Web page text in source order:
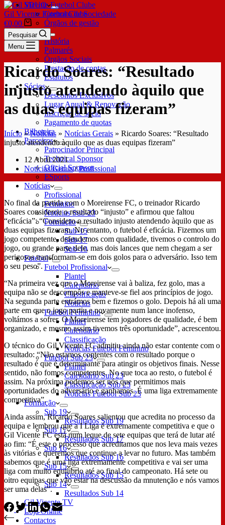
SDUQ
Contrato de Sociedade
Órgãos de gestão
Clube
História
Palmarés
Órgãos Sociais
Prestação de contas
Estatutos
Sócios
Descontos Exclusivos
Lugar Anual & Renovação
Inscrição de sócio
Pagamento de quotas
Bilheteira
Parceiros
Patrocinador Principal
Technical Sponsor
Oficial Sponsor
ESports
Notícias
Profissional
Feminino
Notícias Sub-23
Formação
Sub-15
Sub-17
Sub-19
Futebol
Futebol Profissional
Plantel
Calendário
Classificação
Notícias
Futebol Feminino
Plantel
Calendário
Classificação
Notícias Futebol Feminino
Futebol Sub 23
Plantel
Calendário Sub 23
Classificação Sub 23
Notícias Futebol Sub 23
Formação
Sub 19
Resultados Sub 19
Sub 17
Resultados Sub 17
Sub 16
Resultados Sub 16
Sub 15
Resultados Sub 15
Sub 14
Resultados Sub 14
Gil Vicente TV
Loja Online
Contactos
Gil Vicente Futebol Clube
€0,00
Pesquisar
Menu
Ricardo Soares: “Resultado
injusto atendendo àquilo que
as duas equipas fizeram”
Início »Notícias » Notícias Gerais » Ricardo Soares: “Resultado
injusto atendendo àquilo que as duas equipas fizeram”
12 Abril 2021
Notícias Gerais/Profissional
No final da partida com o Moreirense FC, o treinador Ricardo
Soares considerou o resultado “injusto” e afirmou que faltou
“eficácia”: “Considero o resultado injusto atendendo àquilo que as
duas equipas fizeram. No entanto, o futebol é eficácia. Fizemos um
jogo competente, defendemos com qualidade, tivemos o controlo do
jogo, ou grande parte dele, mas dois lances que nem chegam a ser
perigosos transformam-se em dois golos para o adversário. Isso tem
o seu peso”.
“Na primeira vez que o Moreirense vai à baliza, fez golo, mas a
equipa não se descompôs e manteve-se fiel aos princípios de jogo.
Na segunda parte entrámos bem e fizemos o golo. Depois há ali uma
parte em que o jogo partiu e novamente num lance inofenso,
voltámos a sofrer. O Moreirense tem jogadores de qualidade, é bem
organizado, e mesmo assim tivemos três oportunidade”, acrescentou.
O técnico do Gil Vicente FC admitiu ainda não estar contente com o
resultado: “Não estamos contentes com o resultado porque o
resultado é que é determinante para atingir os objetivos finais. Nesse
sentido, não fomos competentes. No que toca ao resto, o futebol é
assim. Na próxima podemos ser nós que permitimos mais
oportunidades do adversário e ganhamos. É uma liga extremamente
competitiva”.
Ainda assim, Ricardo Soares salientou que acredita no processo da
equipa e lembrou que a I Liga é extremamente competitiva e que o
Gil Vicente FC está num leque de sete equipas que terá de lutar até
ao fim: “É este o processo que acreditamos que nos leva mais vezes
às vitórias e queremos que continue a levar no futuro. Mas também
sabemos que é uma liga extremamente competitiva e vai ser uma
liga com muito equilibrio até ao final do campeonato. Há sete ou
oitro equipas que vão estar na descussão da mnutenção e nós vamos
ser uma delas”.